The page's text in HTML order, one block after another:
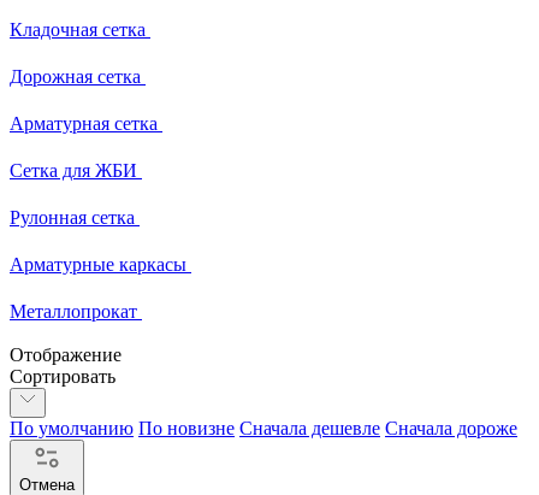
Кладочная сетка
Дорожная сетка
Арматурная сетка
Сетка для ЖБИ
Рулонная сетка
Арматурные каркасы
Металлопрокат
Отображение
Сортировать
По умолчанию По новизне Сначала дешевле Сначала дороже
Отмена